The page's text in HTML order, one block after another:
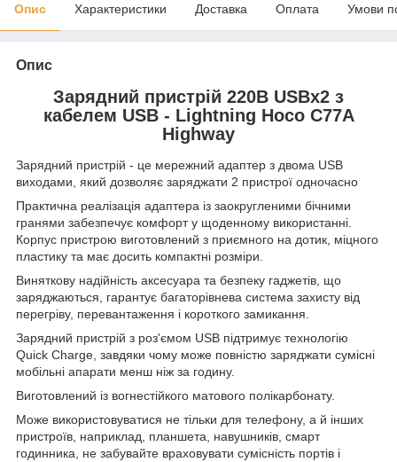
Опис Характеристики Доставка Оплата Умови
Опис
Зарядний пристрій 220В USBx2 з
кабелем USB - Lightning Hoco C77A
Highway
Зарядний пристрій - це мережний адаптер з двома USB
виходами, який дозволяє заряджати 2 пристрої одночасно
Практична реалізація адаптера із заокругленими бічними
гранями забезпечує комфорт у щоденному використанні.
Корпус пристрою виготовлений з приємного на дотик, міцного
пластику та має досить компактні розміри.
Виняткову надійність аксесуара та безпеку гаджетів, що
заряджаються, гарантує багаторівнева система захисту від
перегріву, перевантаження і короткого замикання.
Зарядний пристрій з роз'ємом USB підтримує технологію
Quick Charge, завдяки чому може повністю заряджати сумісні
мобільні апарати менш ніж за годину.
Виготовлений із вогнестійкого матового полікарбонату.
Може використовуватися не тільки для телефону, а й інших
пристроїв, наприклад, планшета, навушників, смарт
годинника, не забувайте враховувати сумісність портів і